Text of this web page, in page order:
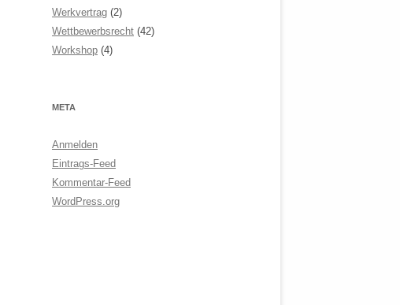
Werkvertrag (2)
Wettbewerbsrecht (42)
Workshop (4)
META
Anmelden
Eintrags-Feed
Kommentar-Feed
WordPress.org